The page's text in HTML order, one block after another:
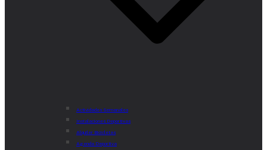
Actividades Semanales
Instalaciones Deportivas
Alquiler Bicicletas
Agenda Deportiva